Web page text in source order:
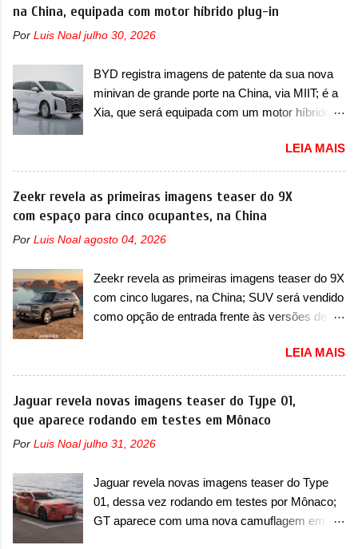
mercado automotivo. Há alguns anos era
improvável pensar que uma picape chagaria ao
Strada fez. Mais do que isso: ela é a prova viva
que time que está ganhando se mexe sim. Ao
longo da sua história, ela...
Trata-se do Seal 06 EV, lançado no segundo
semestre de 2025. Sim, há menos de um ano.
O modelo agora passará a ser vendido com
que vão atualizá-los para a identidade visual
mais moderna da marca, mas ainda sem
motivos para que essa mudança já seja tão
nada os primeiros consumidores). Pelas
imagens teaser, se percebe que o sedã contará
com um novo para-choque na dianteira. Ele
passa a trazer um vinco horizontal mais
destacado que atravessa toda a dianteira do
faróis. Ele ainda possui um espaço para a placa
novo abaixo do vinco e uma nova entrada de ar
na China, equipada com motor híbrido plug-in
Por Luis Noal julho 30, 2026
BYD registra imagens de patente da sua nova
minivan de grande porte na China, via MIIT; é a
Xia, que será equipada com um motor híbrido
de patente de uma nova minivan, na China.
Registradas no Ministério da Indústria e
Tecnologia da Informação, o MIIT, a BYD Xia é
uma nova minivan que a marca chinesa
apresentará aos consumidores chineses para
além da minivan conhecida como Song Max.
(PHEV), a nova minivan vai colocar a marca
para concorrer com uma série de outras
minivans de porte similar, visto que por lá o
várias opções). Em termos de design, a Xia se
destaca por trazer uma dianteira com faróis
retangulares e inclinados. Os faróis possuem
projetores em LED e uma parte superior com
luzes diurnas (DRL) em LED na parte superior
por meio de uma barra em LED que passa
abaixo da barra prateada que aparece na parte
sup...
LEIA MAIS
Zeekr revela as primeiras imagens teaser do 9X
com espaço para cinco ocupantes, na China
Por Luis Noal agosto 04, 2026
Zeekr revela as primeiras imagens teaser do 9X
com cinco lugares, na China; SUV será vendido
como opção de entrada frente às versões de
uma configuração mais simples para os
interessados no 9X, na China. O SUV topo de
linha da marca poderá ser vendido com uma
opção de cinco lugares, que ficará posicionada
de seis lugares, dispostos em três filas de
será vendido com uma configuração padrão, de
cinco lugares (2+3), que entrou em regime de
pré-venda na China, indicando seu lançamento
LEIA MAIS
Jaguar revela novas imagens teaser do Type 01,
que aparece rodando em testes em Mônaco
Por Luis Noal julho 31, 2026
Jaguar revela novas imagens teaser do Type
01, dessa vez rodando em testes por Mônaco;
GT aparece com uma nova camuflagem em